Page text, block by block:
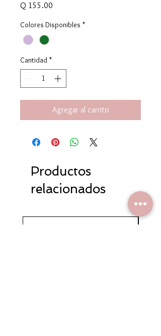
Q 155.00
Colores Disponibles *
Cantidad *
Agregar al carrito
Productos
relacionados